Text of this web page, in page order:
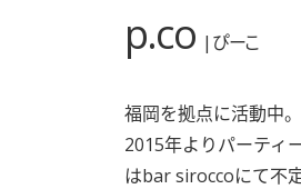
p.co | ぴーこ
福岡を拠点に活動中。
2015年よりパーティ
はbar siroccoにて不